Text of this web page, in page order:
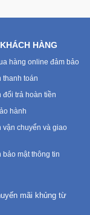
HÀNG
hàng online đảm bảo
thanh toán
đổi trả hoàn tiền
hành
vận chuyển và giao
bảo mật thông tin
mãi khủng từ